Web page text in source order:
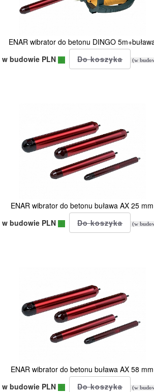
ENAR wibrator do betonu DINGO
w budowie PLN
(w
ENAR wibrator do betonu buława AX 25 mm
w budowie PLN
(w
ENAR wibrator do betonu buława AX 58 mm
w budowie PLN
(w